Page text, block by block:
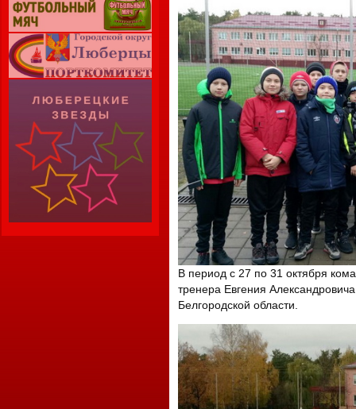
В период с 27 по 31 октября
тренера Евгения
Белгородской области.